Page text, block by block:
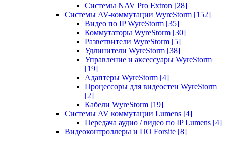
Системы NAV Pro Extron [28]
Системы AV-коммутации WyreStorm [152]
Видео по IP WyreStorm [35]
Коммутаторы WyreStorm [30]
Разветвители WyreStorm [5]
Удлинители WyreStorm [38]
Управление и аксессуары WyreStorm
[19]
Адаптеры WyreStorm [4]
Процессоры для видеостен WyreStorm
[2]
Кабели WyreStorm [19]
Системы AV коммутации Lumens [4]
Передача аудио / видео по IP Lumens [4]
Видеоконтроллеры и ПО Forsite [8]